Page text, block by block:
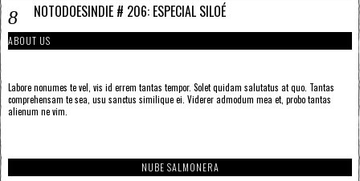
NOTODOESINDIE # 206: ESPECIAL SILOÉ
ABOUT US
Labore nonumes te vel, vis id errem tantas tempor. Solet quidam salutatus at quo. Tantas
comprehensam te sea, usu sanctus similique ei. Viderer admodum mea et, probo tantas
alienum ne vim.
NUBE SALMONERA